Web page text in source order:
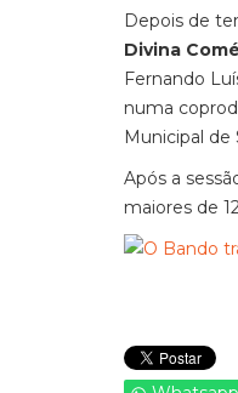
Depois de
Divina
Fernando
numa
Municipal de
Após a
maiores de